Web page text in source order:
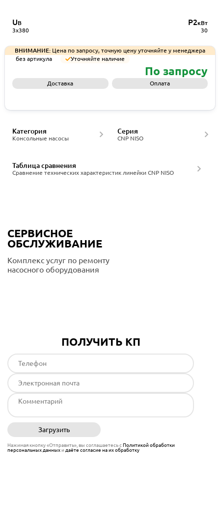
UВ
3x380
P2кВт
30
ВНИМАНИЕ: Цена по запросу, точную цену уточняйте у менеджера
без артикула
Уточняйте наличие
По запросу
Доставка Оплата
Консольные насосы
Категория
CNP NISO
Серия
Сравнение технических характеристик линейки CNP NISO
Таблица сравнения
СЕРВИСНОЕ
ОБСЛУЖИВАНИЕ
Комплекс услуг по ремонту
насосного оборудования
ПОЛУЧИТЬ КП
Загрузить
Нажимая кнопку «Отправить», вы соглашаетесь сПолитикой обработки
персональных данныхи даёте согласие на их обработку